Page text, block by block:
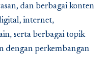
dan berbagai konten
internet,
serta berbagai topik
dengan perkembangan